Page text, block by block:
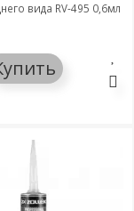
вида RV-495 0,6мл